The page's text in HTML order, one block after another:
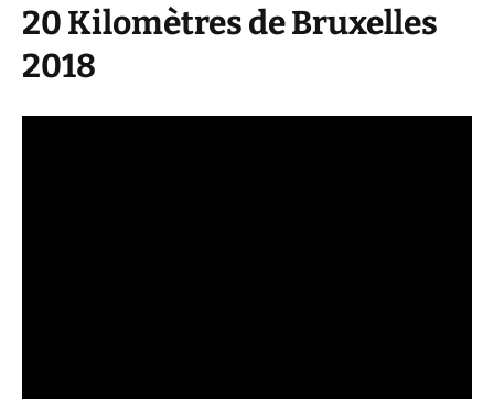
20 Kilomètres de Bruxelles
2018